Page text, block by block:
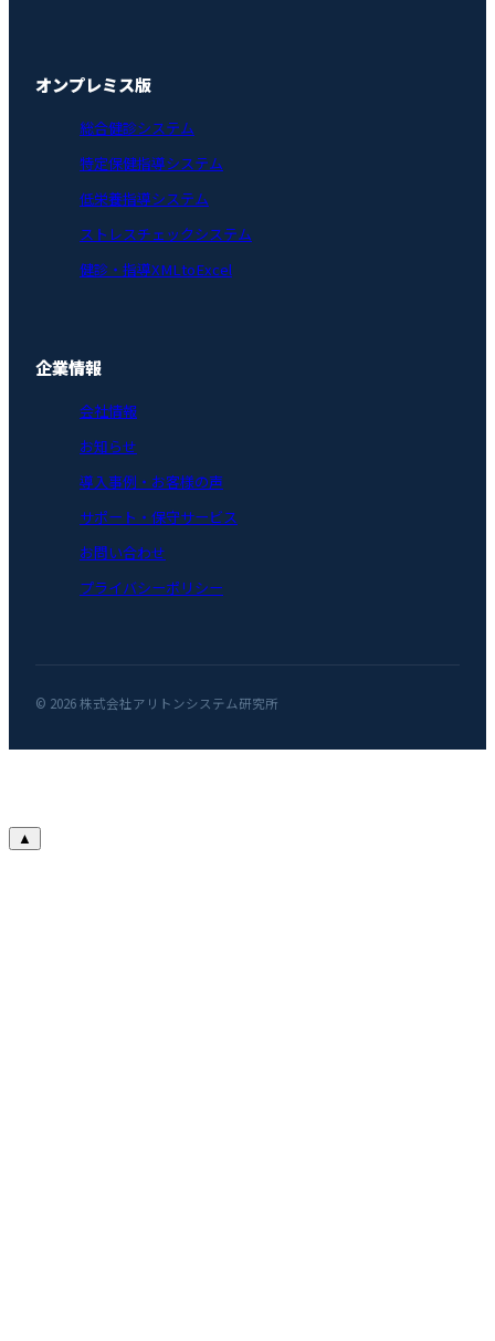
オンプレミス版
総合健診システム
特定保健指導システム
低栄養指導システム
ストレスチェックシステム
健診・指導XMLtoExcel
企業情報
会社情報
お知らせ
導入事例・お客様の声
サポート・保守サービス
お問い合わせ
プライバシーポリシー
© 2026 株式会社アリトンシステム研究所
▲